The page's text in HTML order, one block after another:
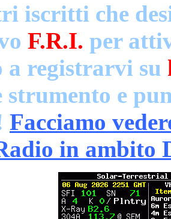
iscritti che
F.R.I. per
registrarvi su
strumento e
Facciamo
in ambito